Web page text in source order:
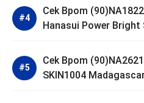
Cek Bpom
Hanasui Power Bright
Cek Bpom
SKIN1004